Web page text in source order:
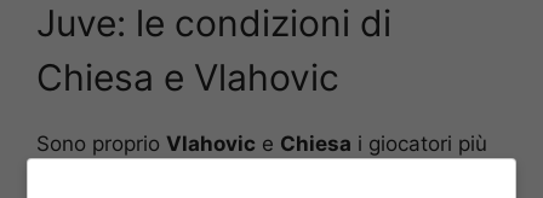
Juve: le condizioni di
Chiesa e Vlahovic
Sono proprio Vlahovic e Chiesa i giocatori più